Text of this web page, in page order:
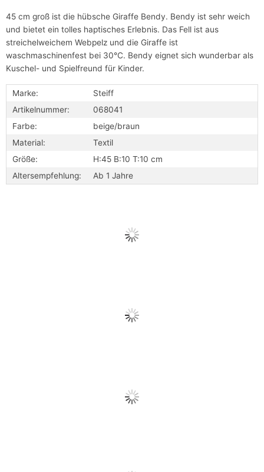
45 cm groß ist die hübsche Giraffe Bendy. Bendy ist sehr weich
und bietet ein tolles haptisches Erlebnis. Das Fell ist aus
streichelweichem Webpelz und die Giraffe ist
waschmaschinenfest bei 30°C. Bendy eignet sich wunderbar als
Kuschel- und Spielfreund für Kinder.
Marke:
Steiff
Artikelnummer:
068041
Farbe:
beige/braun
Material:
Textil
Größe:
H:45 B:10 T:10 cm
Altersempfehlung:
Ab 1 Jahre